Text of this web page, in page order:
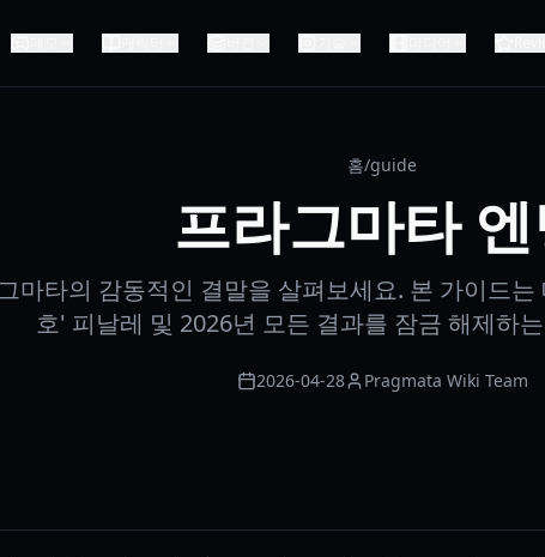
홈/guide
프라그마타 엔
마타의 감동적인 결말을 살펴보세요. 본 가이드
호' 피날레 및 2026년 모든 결과를 잠금 해제하
2026-04-28 Pragmata Wiki Team